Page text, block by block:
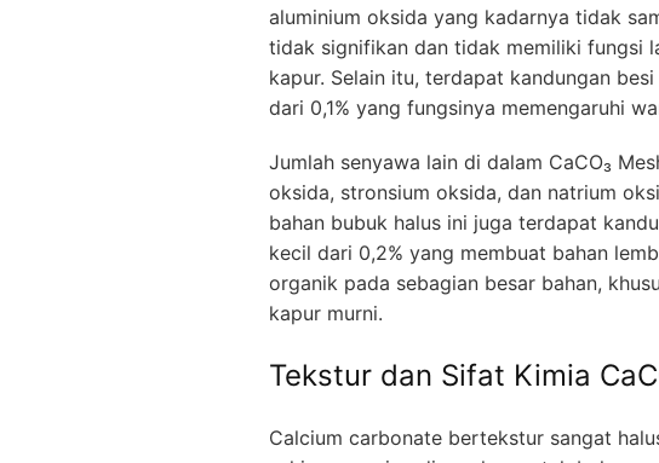
aluminium oksida yang kadarnya tidak
tidak signifikan dan tidak memiliki fungsi
kapur. Selain itu, terdapat kandungan
dari 0,1% yang fungsinya memengaruhi
Jumlah senyawa lain di dalam CaCO₃
oksida, stronsium oksida, dan natrium
bahan bubuk halus ini juga terdapat
kecil dari 0,2% yang membuat bahan
organik pada sebagian besar bahan,
kapur murni.
Tekstur dan Sifat Kimia
Calcium carbonate bertekstur sangat